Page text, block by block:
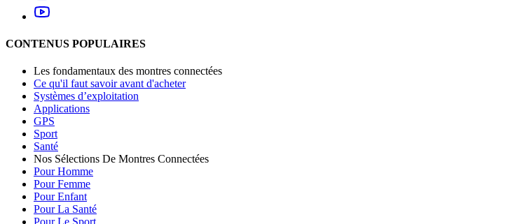
CONTENUS POPULAIRES
Les fondamentaux des montres connectées
Ce qu'il faut savoir avant d'acheter
Systèmes d’exploitation
Applications
GPS
Sport
Santé
Nos Sélections De Montres Connectées
Pour Homme
Pour Femme
Pour Enfant
Pour La Santé